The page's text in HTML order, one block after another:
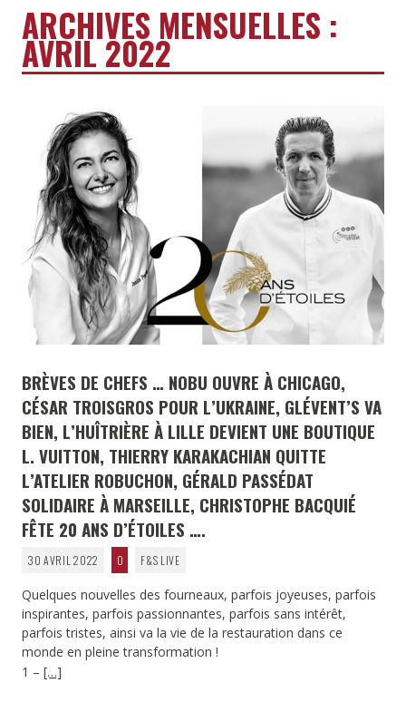
ARCHIVES MENSUELLES :
AVRIL 2022
BRÈVES DE CHEFS … NOBU OUVRE À CHICAGO,
CÉSAR TROISGROS POUR L’UKRAINE, GLÉVENT’S VA
BIEN, L’HUÎTRIÈRE À LILLE DEVIENT UNE BOUTIQUE
L. VUITTON, THIERRY KARAKACHIAN QUITTE
L’ATELIER ROBUCHON, GÉRALD PASSÉDAT
SOLIDAIRE À MARSEILLE, CHRISTOPHE BACQUIÉ
FÊTE 20 ANS D’ÉTOILES ….
30 AVRIL 2022 0 F&S LIVE
Quelques nouvelles des fourneaux, parfois joyeuses, parfois
inspirantes, parfois passionnantes, parfois sans intérêt,
parfois tristes, ainsi va la vie de la restauration dans ce
monde en pleine transformation !
1 – […]